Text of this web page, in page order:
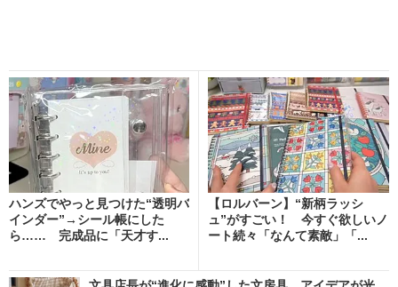
ハンズでやっと見つけた“透明バ
インダー”→シール帳にした
ら…… 完成品に「天才す...
【ロルバーン】“新柄ラッシ
ュ”がすごい！ 今すぐ欲しいノ
ート続々「なんて素敵」「...